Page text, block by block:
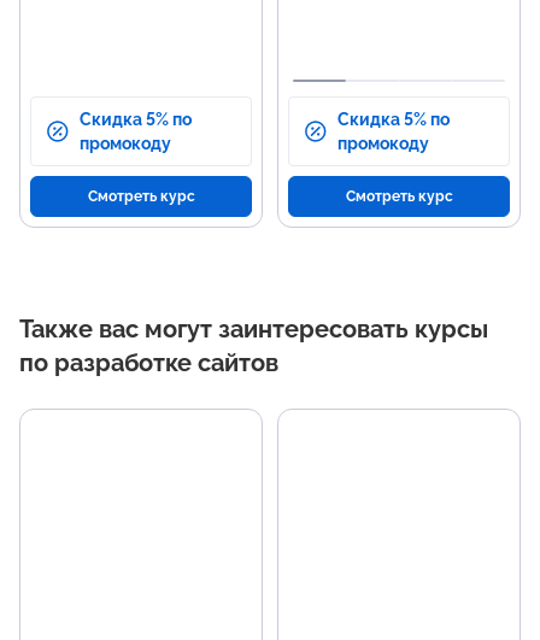
Скидка 5% по
промокоду
Смотреть курс
Скидка 5% по
промокоду
Смотреть курс
Также вас могут заинтересовать курсы
по разработке сайтов